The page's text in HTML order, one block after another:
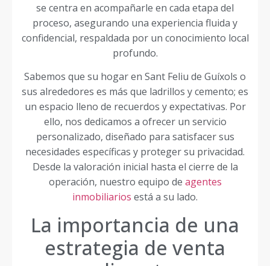
se centra en acompañarle en cada etapa del
proceso, asegurando una experiencia fluida y
confidencial, respaldada por un conocimiento local
profundo.
Sabemos que su hogar en Sant Feliu de Guíxols o
sus alrededores es más que ladrillos y cemento; es
un espacio lleno de recuerdos y expectativas. Por
ello, nos dedicamos a ofrecer un servicio
personalizado, diseñado para satisfacer sus
necesidades específicas y proteger su privacidad.
Desde la valoración inicial hasta el cierre de la
operación, nuestro equipo de agentes
inmobiliarios está a su lado.
La importancia de una
estrategia de venta